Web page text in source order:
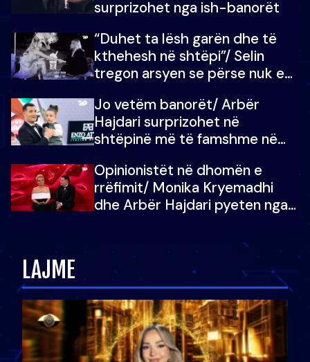
surprizohet nga ish-banorët
“Duhet ta lësh garën dhe të
kthehesh në shtëpi”/ Selin
tregon arsyen se përse nuk e
çoja luftën time deri në fund
Jo vetëm banorët/ Arbër
Hajdari surprizohet në
shtëpinë më të famshme në
vajzën e tij
Opinionistët në dhomën e
rrëfimit/ Monika Kryemadhi
dhe Arbër Hajdari pyeten nga
zëvendësonit njëri-tjetrin?
LAJME